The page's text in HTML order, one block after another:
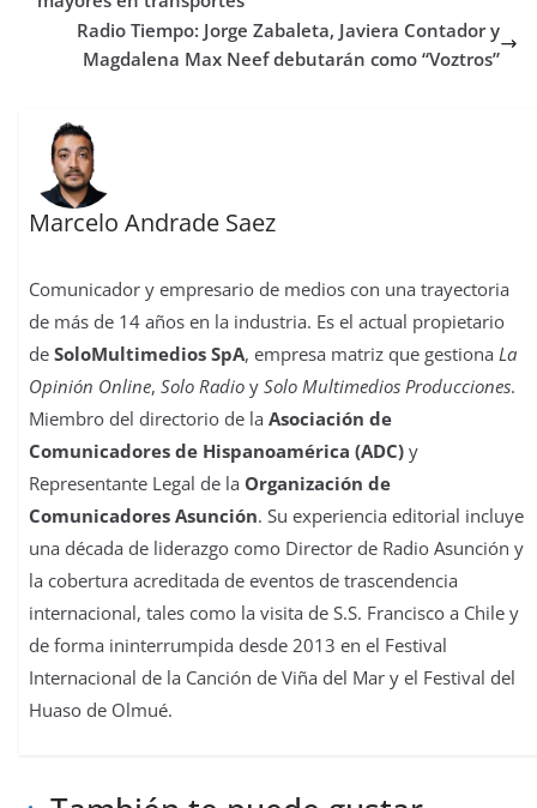
t
r
Radio Tiempo: Jorge Zabaleta, Javiera Contador y
Magdalena Max Neef debutarán como “Voztros”
Marcelo Andrade Saez
Comunicador y empresario de medios con una trayectoria
de más de 14 años en la industria. Es el actual propietario
deSoloMultimedios SpA, empresa matriz que gestionaLa
Opinión Online,Solo Radio ySolo Multimedios Producciones.
Miembro del directorio de laAsociación de
Comunicadores de Hispanoamérica (ADC) y
Representante Legal de la Organización de
Comunicadores Asunción. Su experiencia editorial incluye
una década de liderazgo como Director de Radio Asunción y
la cobertura acreditada de eventos de trascendencia
internacional, tales como la visita de S.S. Francisco a Chile y
de forma ininterrumpida desde 2013 en el Festival
Internacional de la Canción de Viña del Mar y el Festival del
Huaso de Olmué.